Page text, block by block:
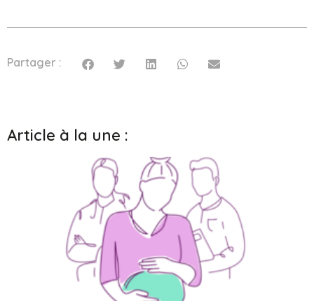
Partager :
Article à la une :